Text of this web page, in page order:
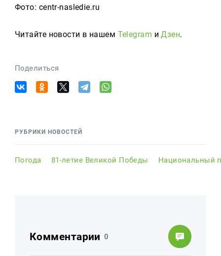
Фото: centr-nasledie.ru
Читайте новости в нашем Telegram иДзен.
Поделиться
РУБРИКИ НОВОСТЕЙ
Погода 81-летие Великой Победы Национальный
Комментарии 0